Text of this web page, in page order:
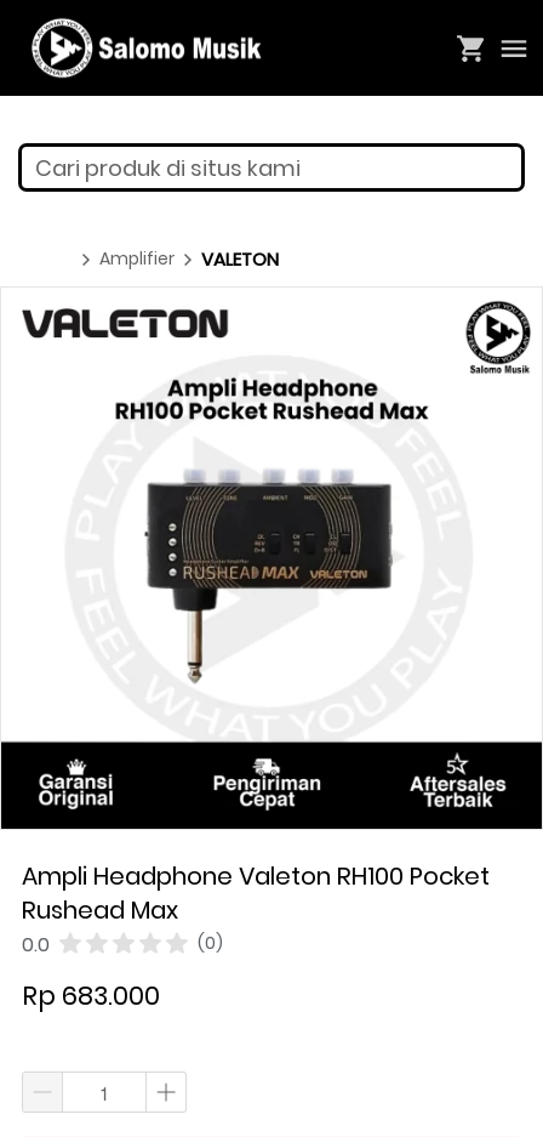
Cari produk di situs kami
Amplifier VALETON
Ampli Headphone Valeton RH100 Pocket
Rushead Max
0.0 (0)
Rp 683.000